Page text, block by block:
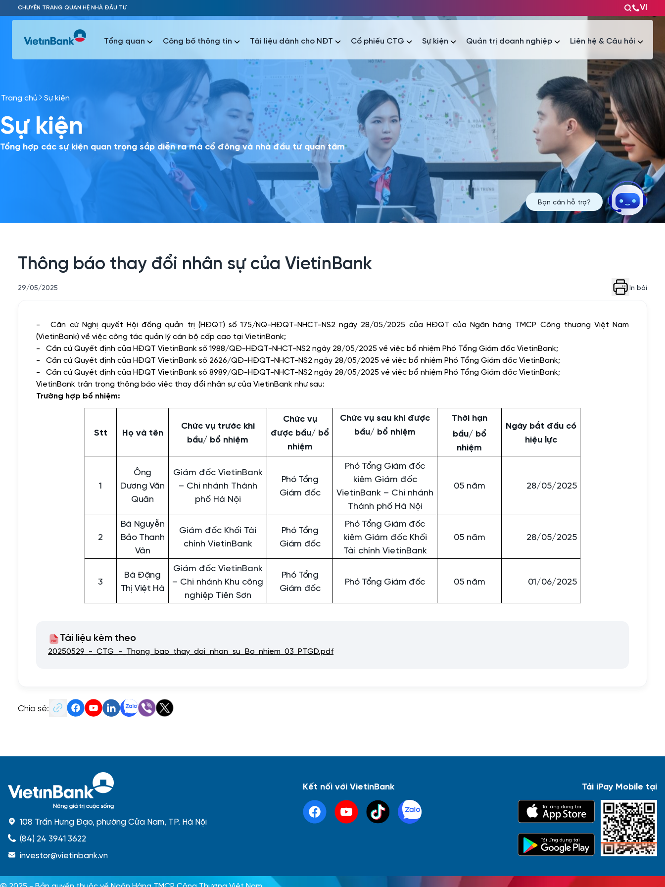
Skip to Main Content
CHUYÊN TRANG QUAN HỆ NHÀ ĐẦU TƯ VI
Phổ biến nhất
Báo cáo tài chính Thông tin giao dịch Công bố thông tin Sự kiện
Tổng quan Công bố thông tin Tài liệu dành cho NĐT Cổ phiếu CTG Sự kiện Quản trị doanh nghiệp Liên hệ & Câu hỏi
Phổ biến nhất
Thông tin giao dịch Công bố thông tin Tài liệu
Trang chủ Sự kiện
Sự kiện
Tổng hợp các sự kiện quan trọng sắp diễn ra mà cổ đông và nhà đầu tư quan tâm
Thông báo thay đổi nhân sự của VietinBank
29/05/2025 In bài
-Căn cứ Nghị quyết Hội đồng quản trị (HĐQT) số 175/NQ-HĐQT-NHCT-NS2 ngày 28/05/2025 của HĐQT của Ngân hàng TMCP Công thương Việt Nam
(VietinBank) về việc công tác quản lý cán bộ cấp cao tại VietinBank;
- Căn cứ Quyết định của HĐQT VietinBank số 1988/QĐ-HĐQT-NHCT-NS2 ngày 28/05/2025 về việc bổ nhiệm Phó Tổng Giám đốc VietinBank;
- Căn cứ Quyết định của HĐQT VietinBank số 2626/QĐ-HĐQT-NHCT-NS2 ngày 28/05/2025 về việc bổ nhiệm Phó Tổng Giám đốc VietinBank;
- Căn cứ Quyết định của HĐQT VietinBank số 8989/QĐ-HĐQT-NHCT-NS2 ngày 28/05/2025 về việc bổ nhiệm Phó Tổng Giám đốc VietinBank;
VietinBank trân trọng thông báo việc thay đổi nhân sự của VietinBank như sau:
Trường hợp bổ nhiệm:
Stt Họ và tên
Chức vụ trước khi
bầu/ bổ nhiệm
Chức vụ
được bầu/ bổ
nhiệm
Chức vụ sau khi được
bầu/ bổ nhiệm
Thời hạn
bầu/ bổ
nhiệm
Ngày bắt đầu có
hiệu lực
1
Ông
Dương Văn
Quân
Giám đốc VietinBank
– Chi nhánh Thành
phố Hà Nội
Phó Tổng
Giám đốc
Phó Tổng Giám đốc
kiêm Giám đốc
VietinBank – Chi nhánh
Thành phố Hà Nội
05 năm 28/05/2025
2
Bà Nguyễn
Bảo Thanh
Vân
Giám đốc Khối Tài
chính VietinBank
Phó Tổng
Giám đốc
Phó Tổng Giám đốc
kiêm Giám đốc Khối
Tài chính VietinBank
05 năm 28/05/2025
3
Bà Đặng
Thị Việt Hà
Giám đốc VietinBank
– Chi nhánh Khu công
nghiệp Tiên Sơn
Phó Tổng
Giám đốc
Phó Tổng Giám đốc 05 năm 01/06/2025
Tài liệu kèm theo
20250529_-_CTG_-_Thong_bao_thay_doi_nhan_su_Bo_nhiem_03_PTGD.pdf
Chia sẻ:
Bạn cần hỗ trợ?
108 Trần Hưng Đạo, phường Cửa Nam, TP. Hà Nội
(84) 24 3941 3622
investor@vietinbank.vn
Kết nối với VietinBank Tải iPay Mobile tại
Tải ứng dụng tại
Tải ứng dụng tại